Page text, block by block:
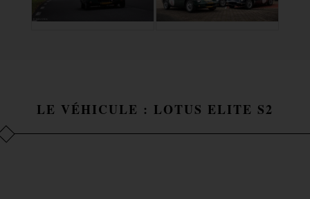
LE VÉHICULE : LOTUS ELITE S2